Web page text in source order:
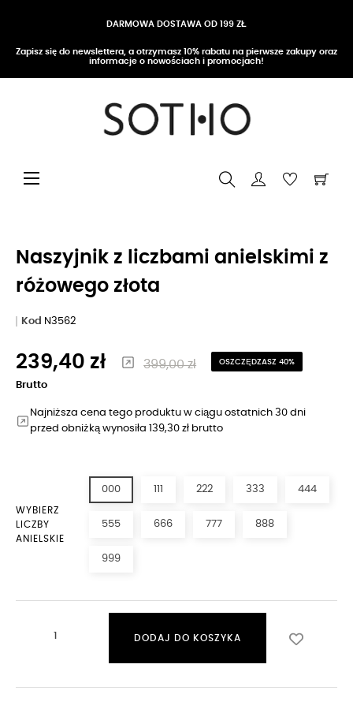
DARMOWA DOSTAWA OD 199 ZŁ
Zapisz się do newslettera, a otrzymasz 10% rabatu na pierwsze zakupy oraz
informacje o nowościach i promocjach!
Przełącz nawigację
☰
Naszyjnik z liczbami anielskimi z
różowego złota
Kod N3562
239,40 zł 399,00 zł OSZCZĘDZASZ 40%
Brutto
Najniższa cena tego produktu w ciągu ostatnich 30 dni
przed obniżką wynosiła 139,30 zł brutto
WYBIERZ
LICZBY
ANIELSKIE
000 111 222 333 444
555 666 777 888
999
DODAJ DO KOSZYKA